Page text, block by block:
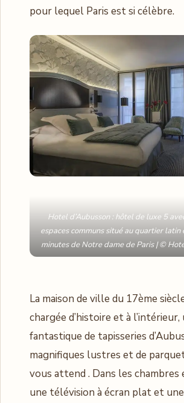
pour lequel Paris est si célèbre.
Hotel d’Aubusson : hôtel de luxe 5
espaces communs situé au quartier latin
minutes de Notre dame de Paris | ©
La maison de ville du 17ème
chargée d’histoire et à l’intérieur,
fantastique de tapisseries
magnifiques lustres et de
vous attend . Dans les chambres
une télévision à écran plat et